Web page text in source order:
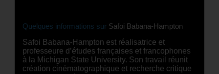
Quelques informations sur Safoi Babana-Hampton
Safoi Babana-Hampton est réalisatrice et
professeure d’études françaises et francophones
à la Michigan State University. Son travail réunit
création cinématographique et recherche critique